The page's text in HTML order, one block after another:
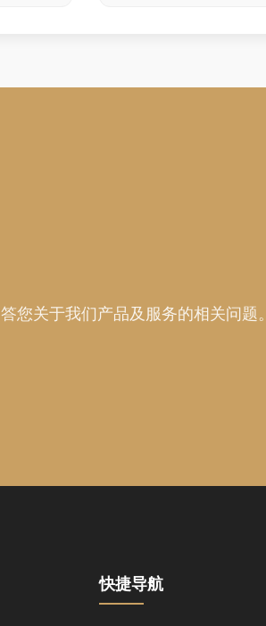
您关于我们产品及服务的相关问题。
快捷导航